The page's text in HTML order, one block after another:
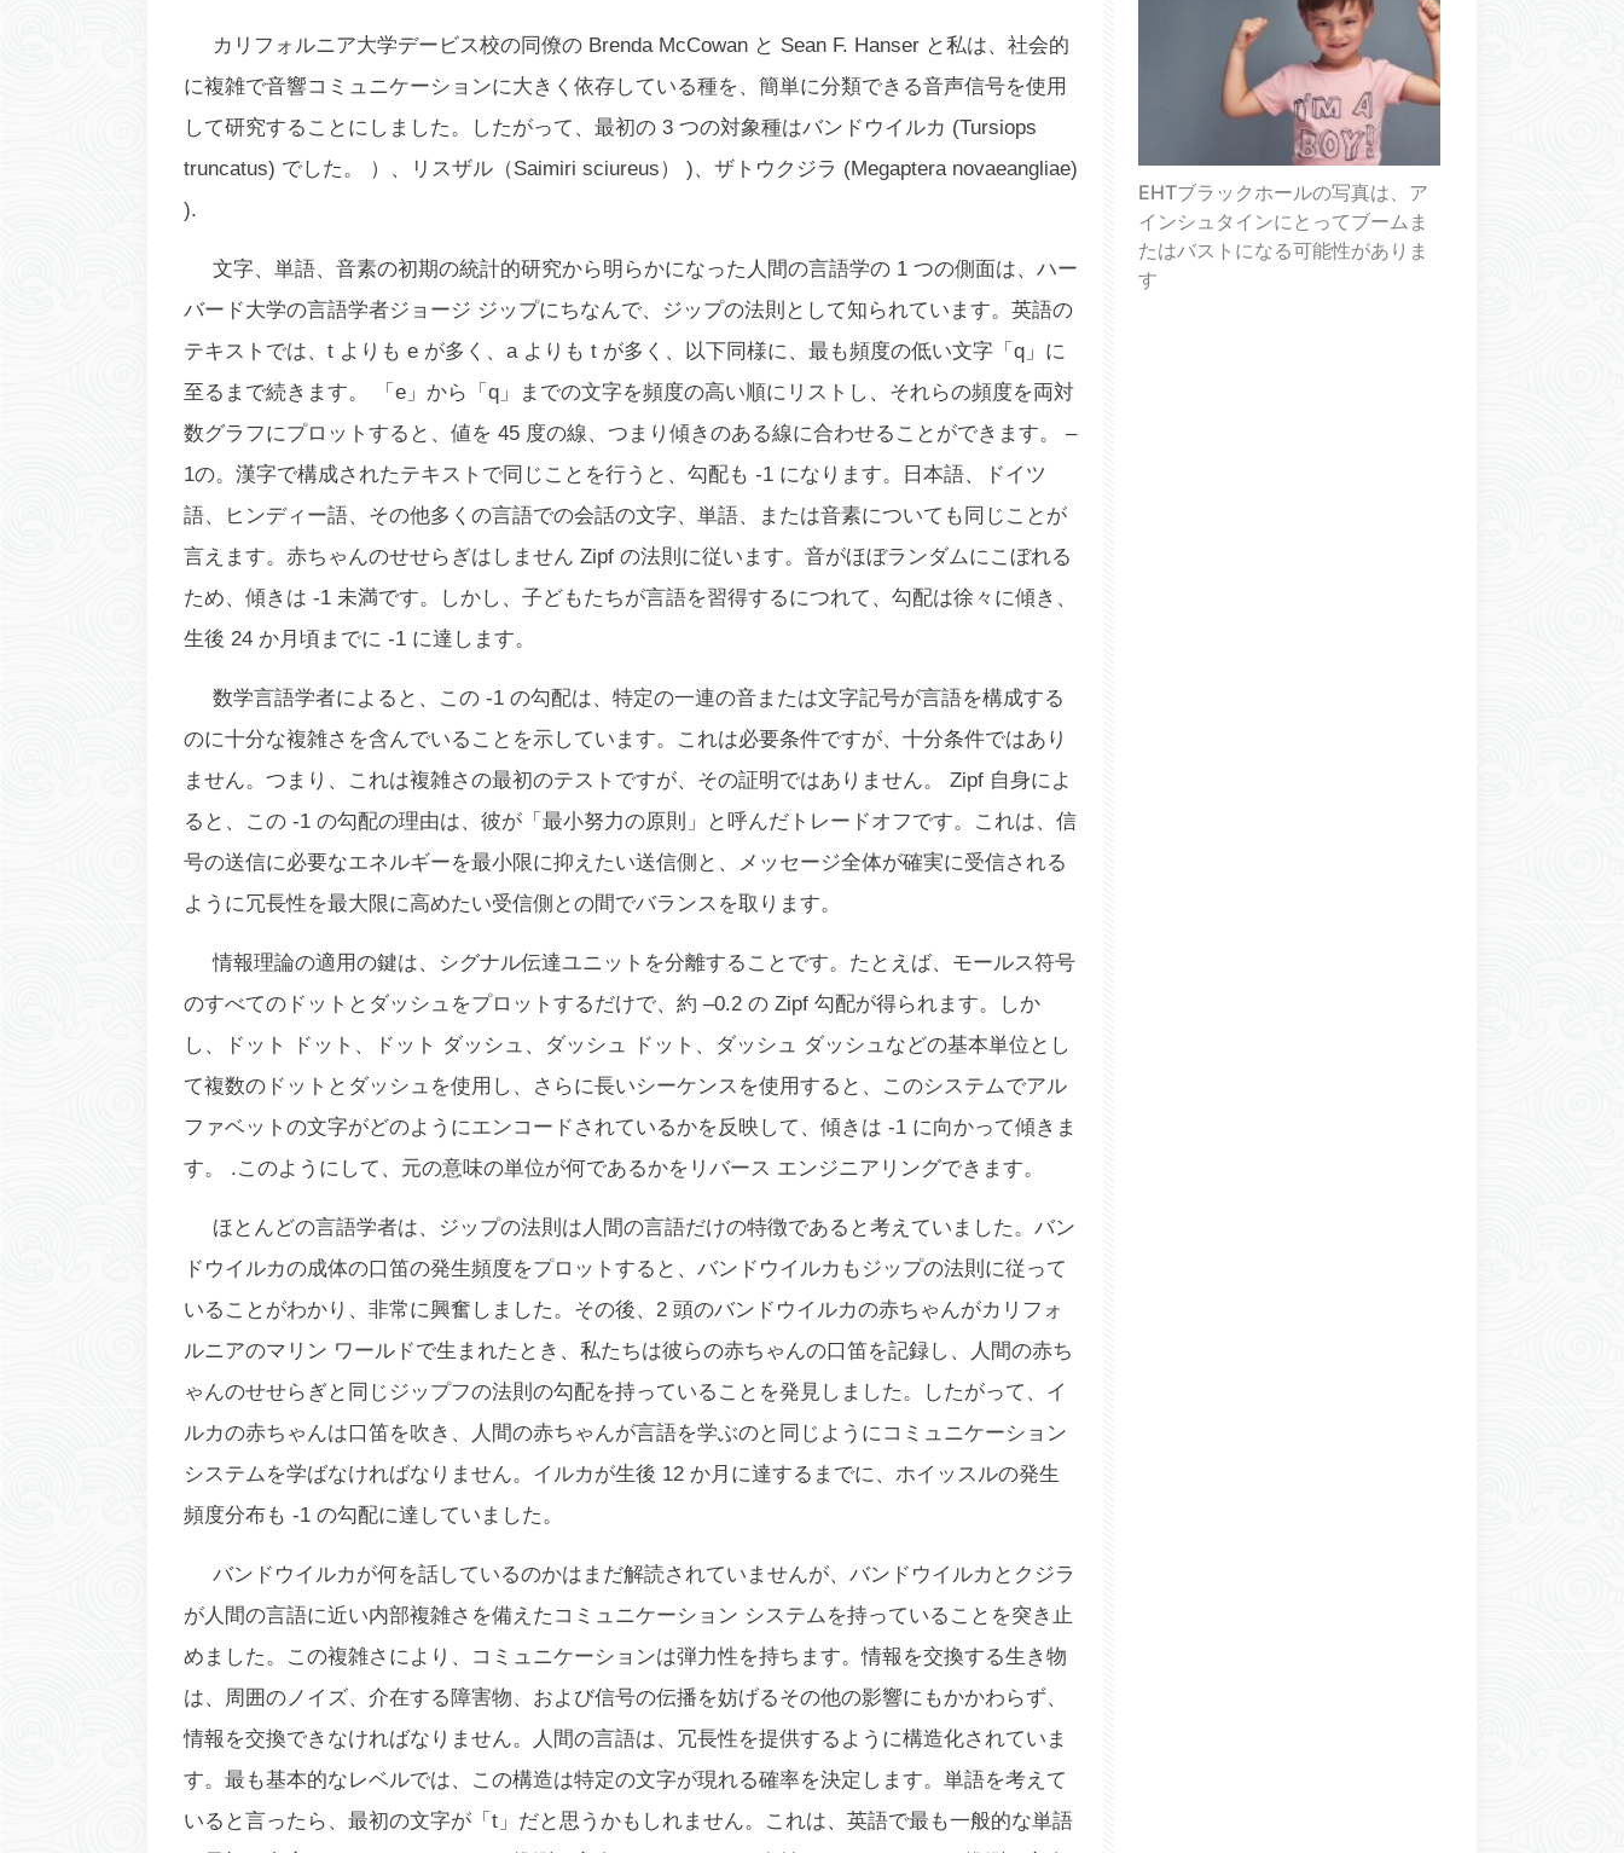
カリフォルニア大学デービス校の同僚の Brenda McCowan と Sean F. Hanser と私は、社会的
に複雑で音響コミュニケーションに大きく依存している種を、簡単に分類できる音声信号を使用
して研究することにしました。したがって、最初の 3 つの対象種はバンドウイルカ (Tursiops
truncatus) でした。 ）、リスザル（Saimiri sciureus） )、ザトウクジラ (Megaptera novaeangliae)
).
文字、単語、音素の初期の統計的研究から明らかになった人間の言語学の 1 つの側面は、ハー
バード大学の言語学者ジョージ ジップにちなんで、ジップの法則として知られています。英語の
テキストでは、t よりも e が多く、a よりも t が多く、以下同様に、最も頻度の低い文字「q」に
至るまで続きます。 「e」から「q」までの文字を頻度の高い順にリストし、それらの頻度を両対
数グラフにプロットすると、値を 45 度の線、つまり傾きのある線に合わせることができます。 –
1の。漢字で構成されたテキストで同じことを行うと、勾配も -1 になります。日本語、ドイツ
語、ヒンディー語、その他多くの言語での会話の文字、単語、または音素についても同じことが
言えます。赤ちゃんのせせらぎは しません Zipf の法則に従います。音がほぼランダムにこぼれる
ため、傾きは -1 未満です。しかし、子どもたちが言語を習得するにつれて、勾配は徐々に傾き、
生後 24 か月頃までに -1 に達します。
数学言語学者によると、この -1 の勾配は、特定の一連の音または文字記号が言語を構成する
のに十分な複雑さを含んでいることを示しています。これは必要条件ですが、十分条件ではあり
ません。つまり、これは複雑さの最初のテストですが、その証明ではありません。 Zipf 自身によ
ると、この -1 の勾配の理由は、彼が「最小努力の原則」と呼んだトレードオフです。これは、信
号の送信に必要なエネルギーを最小限に抑えたい送信側と、メッセージ全体が確実に受信される
ように冗長性を最大限に高めたい受信側との間でバランスを取ります。
情報理論の適用の鍵は、シグナル伝達ユニットを分離することです。たとえば、モールス符号
のすべてのドットとダッシュをプロットするだけで、約 –0.2 の Zipf 勾配が得られます。しか
し、ドット ドット、ドット ダッシュ、ダッシュ ドット、ダッシュ ダッシュなどの基本単位とし
て複数のドットとダッシュを使用し、さらに長いシーケンスを使用すると、このシステムでアル
ファベットの文字がどのようにエンコードされているかを反映して、傾きは -1 に向かって傾きま
す。 .このようにして、元の意味の単位が何であるかをリバース エンジニアリングできます。
ほとんどの言語学者は、ジップの法則は人間の言語だけの特徴であると考えていました。バン
ドウイルカの成体の口笛の発生頻度をプロットすると、バンドウイルカもジップの法則に従って
いることがわかり、非常に興奮しました。その後、2 頭のバンドウイルカの赤ちゃんがカリフォ
ルニアのマリン ワールドで生まれたとき、私たちは彼らの赤ちゃんの口笛を記録し、人間の赤ち
ゃんのせせらぎと同じジップフの法則の勾配を持っていることを発見しました。したがって、イ
ルカの赤ちゃんは口笛を吹き、人間の赤ちゃんが言語を学ぶのと同じようにコミュニケーション
システムを学ばなければなりません。イルカが生後 12 か月に達するまでに、ホイッスルの発生
頻度分布も -1 の勾配に達していました。
バンドウイルカが何を話しているのかはまだ解読されていませんが、バンドウイルカとクジラ
が人間の言語に近い内部複雑さを備えたコミュニケーション システムを持っていることを突き止
めました。この複雑さにより、コミュニケーションは弾力性を持ちます。情報を交換する生き物
は、周囲のノイズ、介在する障害物、および信号の伝播を妨げるその他の影響にもかかわらず、
情報を交換できなければなりません。人間の言語は、冗長性を提供するように構造化されていま
す。最も基本的なレベルでは、この構造は特定の文字が現れる確率を決定します。単語を考えて
いると言ったら、最初の文字が「t」だと思うかもしれません。これは、英語で最も一般的な単語
EHTブラックホールの写真は、ア
インシュタインにとってブームま
たはバストになる可能性がありま
す